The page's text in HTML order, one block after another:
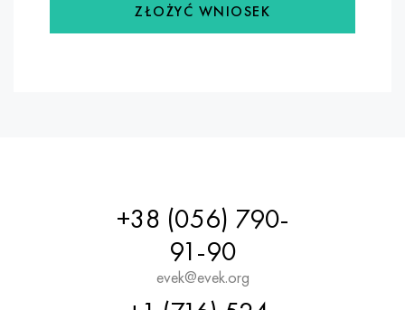
ZŁOŻYĆ WNIOSEK
+38 (056) 790-
91-90
evek@evek.org